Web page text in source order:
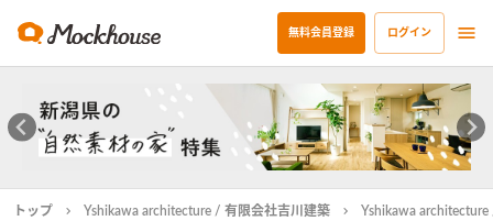
無料会員登録 ログイン
トップ Yshikawa architecture / 有限会社吉川建築
Yshikawa